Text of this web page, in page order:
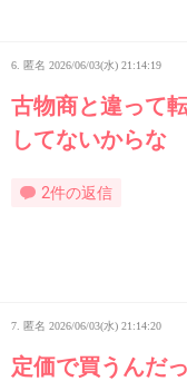
6. 匿名 2026/06/03(水) 21:14:19
古物商と違って
してないからな
2件の返信
7. 匿名 2026/06/03(水) 21:14:20
定価で買うんだ